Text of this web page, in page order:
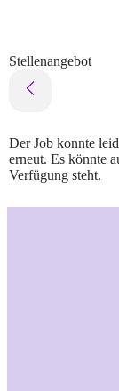
Stellenangebot
Der Job konnte
erneut. Es könnte
Verfügung steht.